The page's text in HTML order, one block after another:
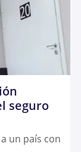
seguro
un país con